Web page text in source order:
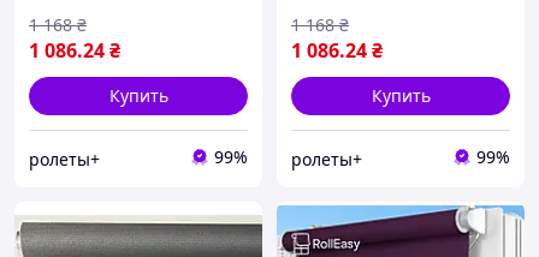
1 086.24₴
1 168 ₴
Купить
ролеты+ 99%
1 086.24₴
1 168 ₴
Купить
ролеты+ 99%